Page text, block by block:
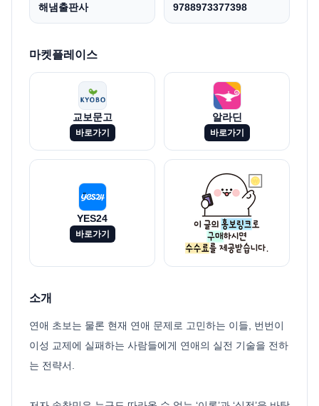
해냄출판사 9788973377398
마켓플레이스
교보문고
바로가기
알라딘
바로가기
YES24
바로가기
소개
연애 초보는 물론 현재 연애 문제로 고민하는 이들, 번번이
이성 교제에 실패하는 사람들에게 연애의 실전 기술을 전하
는 전략서.